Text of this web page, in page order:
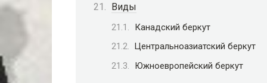
Виды
Канадский беркут
Центральноазиатский беркут
Южноевропейский беркут